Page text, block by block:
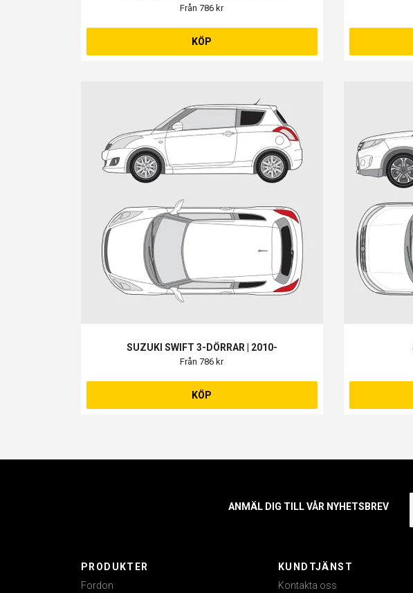
Från 786 kr
KÖP
SUZUKI SWIFT 3-DÖRRAR | 2010-
Från 786 kr
KÖP
ANMÄL DIG TILL VÅR NYHETSBREV
PRODUKTER
Fordon
KUNDTJÄNST
Kontakta oss